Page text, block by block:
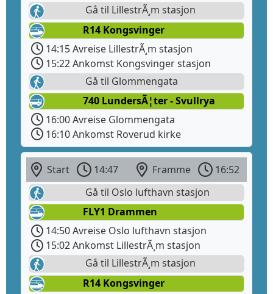
Gå til LillestrÃ¸m stasjon
R14 Kongsvinger
14:15 Avreise LillestrÃ¸m stasjon
15:22 Ankomst Kongsvinger stasjon
Gå til Glommengata
740 LundersÃ¦ter - Svullrya
16:00 Avreise Glommengata
16:10 Ankomst Roverud kirke
Start 14:47 Framme
16:52
Gå til Oslo lufthavn stasjon
FLY1 Drammen
14:50 Avreise Oslo lufthavn stasjon
15:02 Ankomst LillestrÃ¸m stasjon
Gå til LillestrÃ¸m stasjon
R14 Kongsvinger